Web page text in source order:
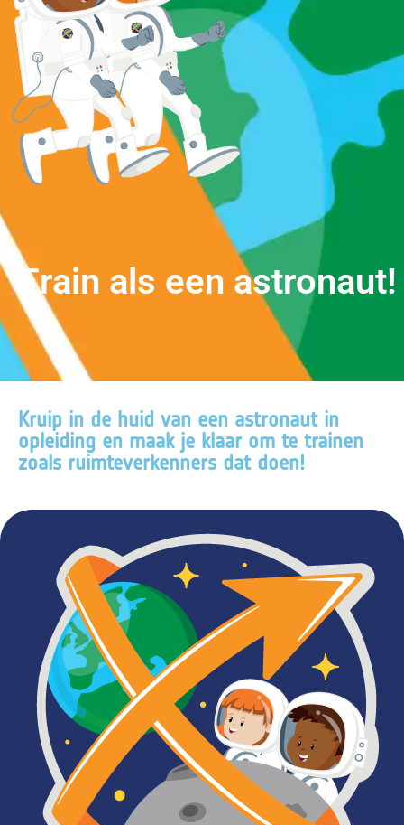
Train a s een astronaut!
Kruip in de huid van een astronaut in
opleiding en maak je klaar om te trainen
zoals ruimteverkenners dat doen!